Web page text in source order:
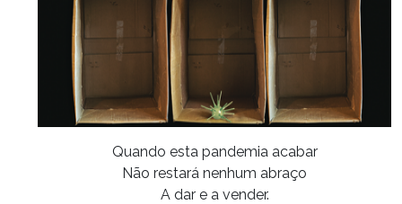
Quando esta pandemia acabar
Não restará nenhum abraço
A dar e a vender.